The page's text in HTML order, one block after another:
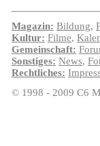
Magazin: Bildung,
Kultur: Filme,
Gemeinschaft:
Sonstiges: News,
Rechtliches:
© 1998 - 2009 C6